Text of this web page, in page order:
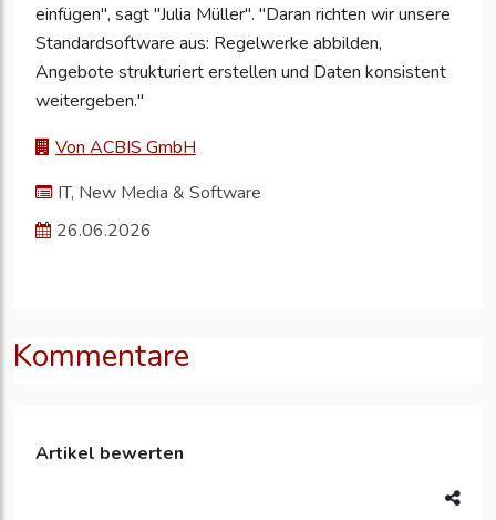
einfügen", sagt "Julia Müller". "Daran richten wir unsere
Standardsoftware aus: Regelwerke abbilden,
Angebote strukturiert erstellen und Daten konsistent
weitergeben."
Von ACBIS GmbH
IT, New Media & Software
26.06.2026
Kommentare
Artikel bewerten